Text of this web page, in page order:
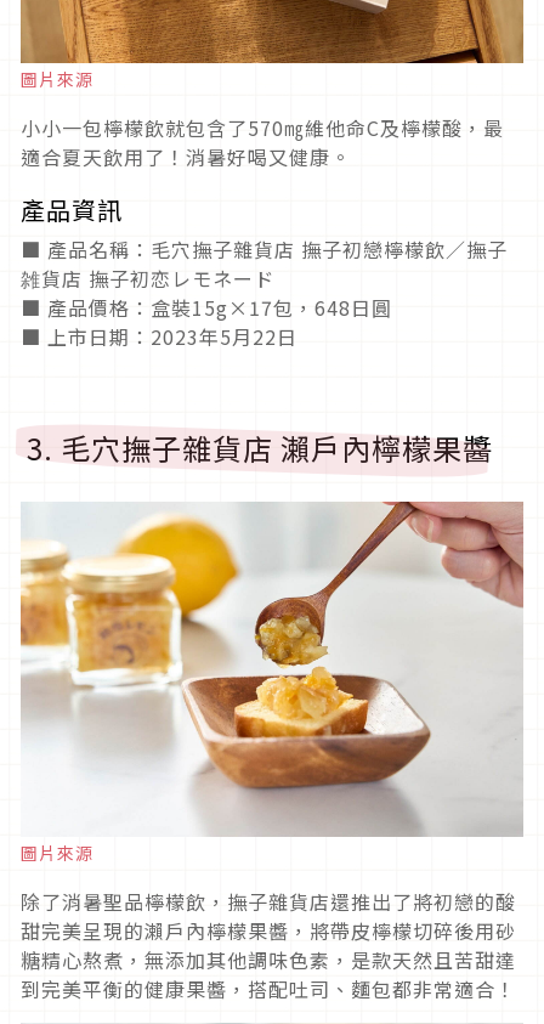
圖片來源
小小一包檸檬飲就包含了570㎎維他命C及檸檬酸，最
適合夏天飲用了！消暑好喝又健康。
產品資訊
■ 產品名稱：毛穴撫子雜貨店 撫子初戀檸檬飲／撫子
雑貨店 撫子初恋レモネード
■ 產品價格：盒裝15g×17包，648日圓
■ 上市日期：2023年5月22日
3. 毛穴撫子雜貨店 瀨戶內檸檬果醬
圖片來源
除了消暑聖品檸檬飲，撫子雜貨店還推出了將初戀的酸
甜完美呈現的瀨戶內檸檬果醬，將帶皮檸檬切碎後用砂
糖精心熬煮，無添加其他調味色素，是款天然且苦甜達
到完美平衡的健康果醬，搭配吐司、麵包都非常適合！